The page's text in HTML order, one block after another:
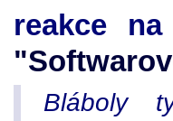
reakce
Bláboly